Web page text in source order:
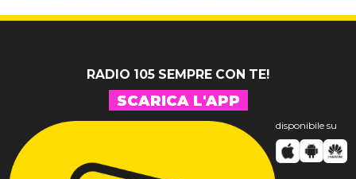
Damiano
del brano
Druid”
RADIO 105 SEMPRE CON TE!
SCARICA L'APP
disponibile su